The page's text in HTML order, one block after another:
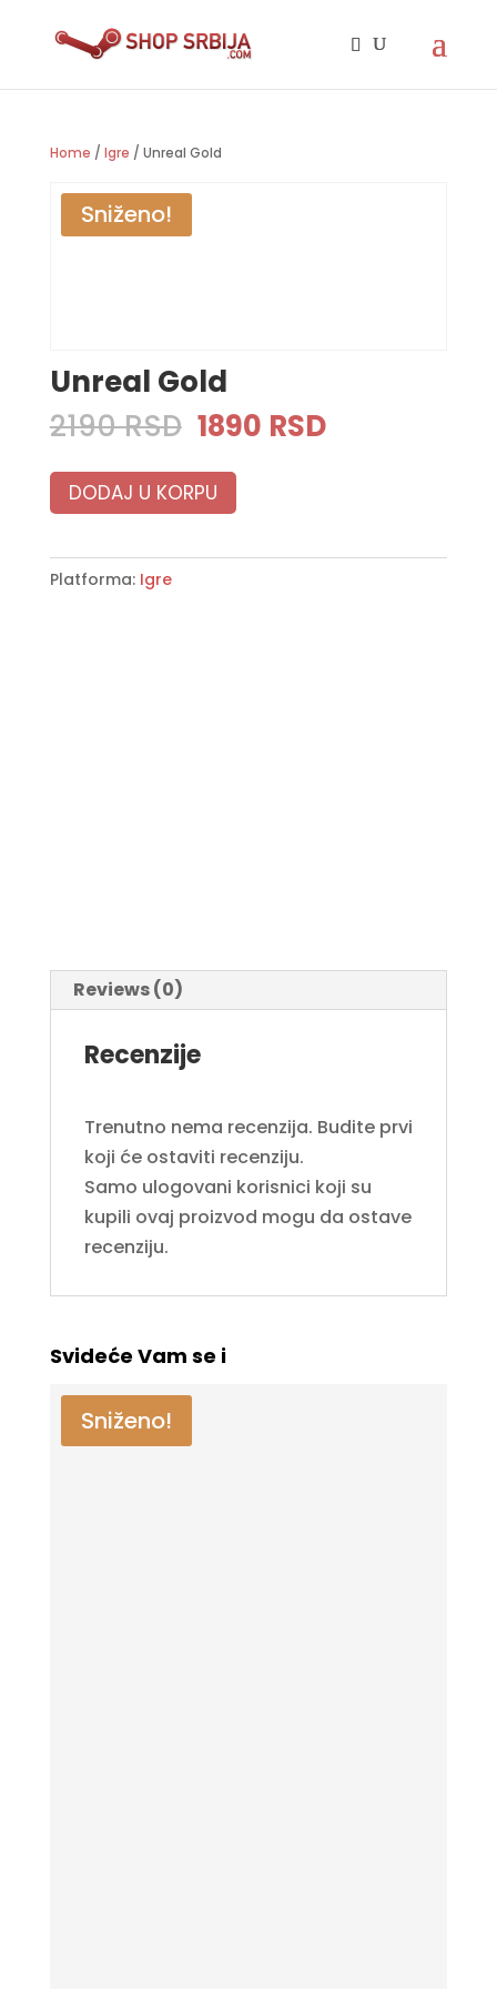
Home / Igre / Unreal Gold
Sniženo!
Unreal Gold
2190RSD Original
was:
2190 RSD.
1890 RSDCurrent
DODAJ U KORPU
Platforma: Igre
Reviews (0)
Recenzije
Trenutno nema recenzija. Budite prvi
koji će ostaviti recenziju.
Samo ulogovani korisnici koji su
kupili ovaj proizvod mogu da ostave
recenziju.
Svideće Vam se i
Sniženo!